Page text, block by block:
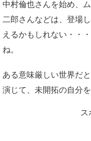
中村倫也さんを始め、
二郎さんなどは、登場
えるかもしれない・・
ね。
ある意味厳しい世界だ
演じて、未開拓の自分
ス